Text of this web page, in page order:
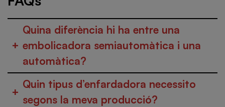
+
Quina diferència hi ha entre una
embolicadora semiautomàtica i una
automàtica?
+
Quin tipus d’enfardadora necessito
segons la meva producció?